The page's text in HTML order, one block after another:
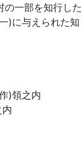
一部を知行した
)に与えられた知
内